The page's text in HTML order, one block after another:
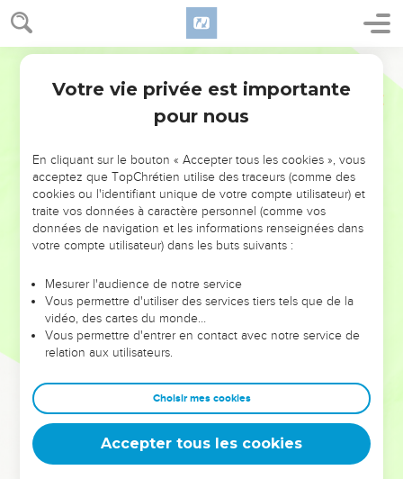
NE MANQUEZ PAS L’ÉVÉNEMENT
DE L’ANNÉE !
ET SI LEURS ERREURS POUVAIENT VOUS ÉVITER LES
VOTRES ?
leur foi ou leur vision. Mais on voit moins les doutes, les erreurs
et les saisons difficiles qu'ils ont traversés, alors même que ce
sont elles qui les ont façonnés.
Dans cette conférence, leaders, entrepreneurs, et responsables
clés pour avancer avec plus de sagesse afin que leurs erreurs
deviennent vos tremplins. Que vous guidiez un ministère, une
équipe, un groupe ou une famille, leur expérience est faite
Votre vie privée est importante
pour nous
En cliquant sur le bouton « Accepter tous les cookies », vous
acceptez que TopChrétien utilise des traceurs (comme des
cookies ou l'identifiant unique de votre compte utilisateur) et
traite vos données à caractère personnel (comme vos
données de navigation et les informations renseignées dans
votre compte utilisateur) dans les buts suivants :
Mesurer l'audience de notre service
Vous permettre d'utiliser des services tiers tels que de la
vidéo, des cartes du monde…
Vous permettre d'entrer en contact avec notre service de
relation aux utilisateurs.
Choisir mes cookies
Accepter tous les cookies